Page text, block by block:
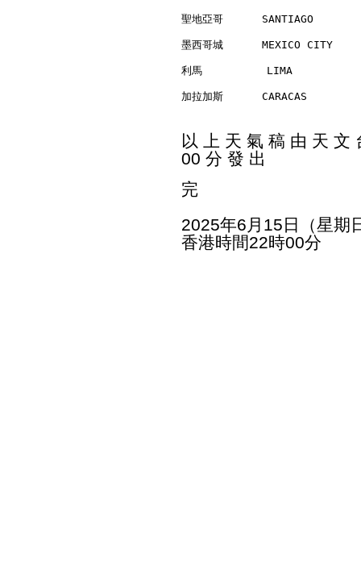
聖地亞哥      SANTIAGO
墨西哥城      MEXICO
利馬          LIMA
加拉加斯      CARACAS
以 上 天 氣 稿 由 天 文
00 分 發 出
完
2025年6月15日（星期
香港時間22時00分